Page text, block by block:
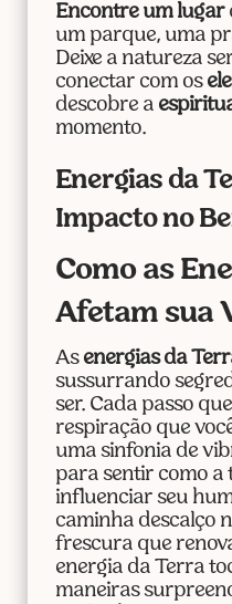
Encontre um lugar
um parque, uma
Deixe a natureza
conectar com os
descobre a
momento.
Energias da
Impacto no
Como as
Afetam sua
As energias da
sussurrando
ser. Cada passo
respiração que
uma sinfonia de
para sentir como a
influenciar seu
caminha descalço
frescura que
energia da Terra
maneiras